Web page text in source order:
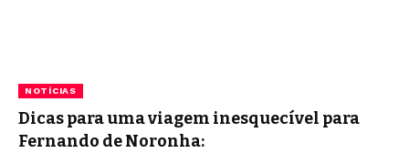
NOTÍCIAS
Dicas para uma viagem inesquecível para
Fernando de Noronha: